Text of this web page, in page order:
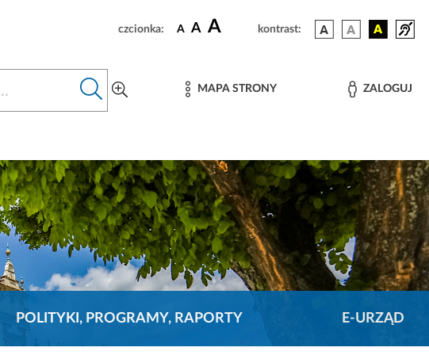
czcionka: A A A kontrast:
MAPA STRONY ZALOGUJ
POLITYKI, PROGRAMY, RAPORTY E-URZĄD